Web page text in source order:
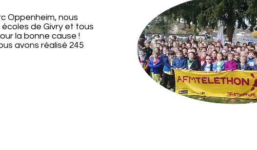
Oppenheim, nous
de Givry et tous
la bonne cause !
avons réalisé 245